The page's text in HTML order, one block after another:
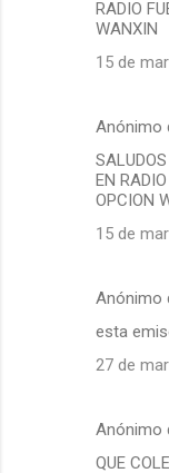
RADIO
WANXIN
15 de
Anónimo
EN
OPCION
15 de
Anónimo
esta
27 de
Anónimo
QUE